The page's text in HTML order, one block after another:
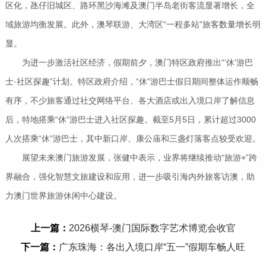
区化，氹仔旧城区、路环黑沙海滩及澳门半岛老街客流显著增长，全
域旅游均衡发展。此外，澳琴联游、大湾区“一程多站”旅客数量增长明
显。
为进一步激活社区经济，假期前夕，澳门特区政府推出“‘休’游巴
士·社区探趣”计划。特区政府介绍，“休”游巴士假日期间整体运作顺畅
有序，不少旅客通过社交网络平台、各大酒店或出入境口岸了解信息
后，特地搭乘“休”游巴士进入社区探趣。截至5月5日，累计超过3000
人次搭乘“休”游巴士，其中新口岸、康公庙和三盏灯落客点较受欢迎。
展望未来澳门旅游发展，张健中表示，业界将继续推动“旅游+”跨
界融合，强化智慧文旅建设和应用，进一步吸引海内外旅客访澳，助
力澳门世界旅游休闲中心建设。
上一篇： 2026横琴-澳门国际数字艺术博览会收官
下一篇： 广东珠海：各出入境口岸“五一”假期车畅人旺